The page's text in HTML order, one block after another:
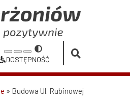
Increase
size
Reset
font
size
Decrease
size
Przełącz
na
DOSTĘPNOŚĆ
Budowa Ul. Rubinowej